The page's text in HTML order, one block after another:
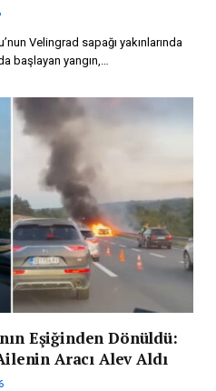
Velingrad sapağı yakınlarında
başlayan yangın,…
Eşiğinden Dönüldü:
Aracı Alev Aldı